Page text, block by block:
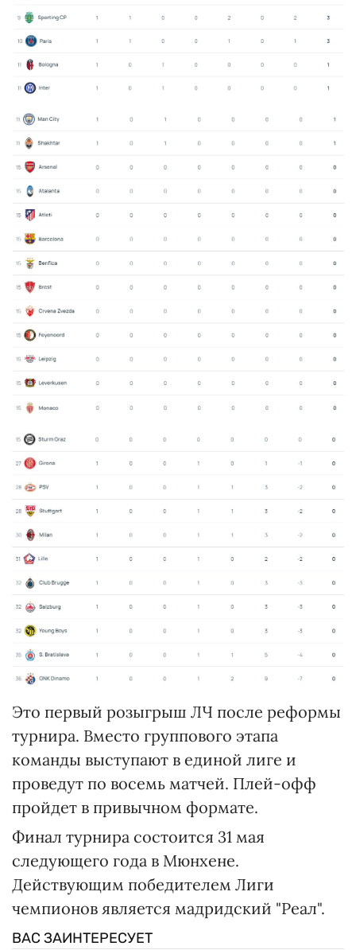
Это первый розыгрыш ЛЧ после реформы
турнира. Вместо группового этапа
команды выступают в единой лиге и
проведут по восемь матчей. Плей-офф
пройдет в привычном формате.
Финал турнира состоится 31 мая
следующего года в Мюнхене.
Действующим победителем Лиги
чемпионов является мадридский "Реал".
ВАС ЗАИНТЕРЕСУЕТ